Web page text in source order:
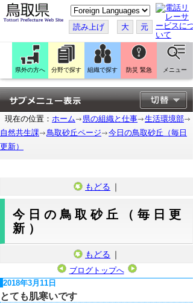
こ
の
ペ
ー
ジ
翻
訳
す
る
読み上げ 大 元
県外の方へ 分野で探す 組織で探す 防災 緊急 メニュー
現在の位置： ホーム 県の組織と仕事
生活環境部
自然共生課
鳥取砂丘ページ
今日の鳥取砂丘（毎日
更新）
もどる ｜
今日の鳥取砂丘（毎日更
新）
もどる ｜
ブログトップへ
2018年3月11日
とても肌寒いです